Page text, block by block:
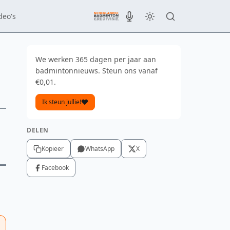
We werken 365 dagen per jaar aan
badmintonnieuws. Steun ons vanaf
€0,01.
Ik steun jullie!
DELEN
Kopieer WhatsApp X
Facebook